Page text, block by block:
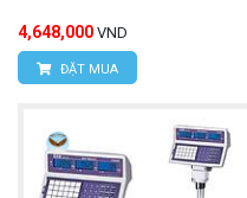
4,648,000 VND
ĐẶT MUA